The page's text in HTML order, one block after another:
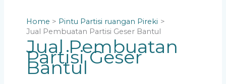
Home
Pintu Partisi ruangan Pireki
Jual Pembuatan Partisi Geser Bantul
Jual Pembuatan
Partisi Geser
Bantul